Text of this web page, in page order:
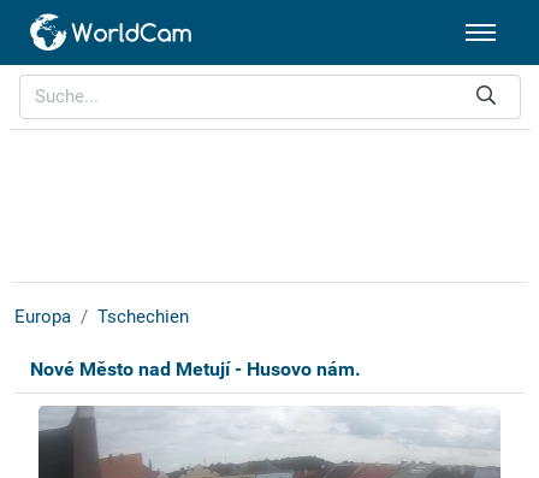
Europa Tschechien
Nové Město nad Metují - Husovo nám.